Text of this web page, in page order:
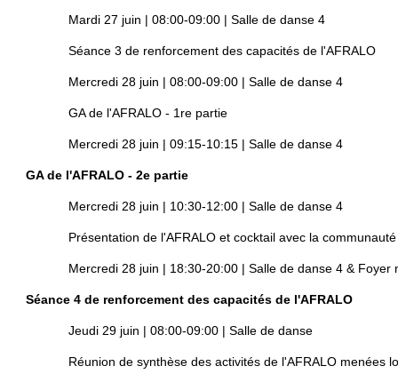
Mardi 27 juin | 08:00-09:00 | Salle de danse 4
Séance 3 de renforcement des capacités de l'AFRALO
Mercredi 28 juin | 08:00-09:00 | Salle de danse 4
GA de l'AFRALO - 1re partie
Mercredi 28 juin | 09:15-10:15 | Salle de danse 4
GA de l'AFRALO - 2e partie
Mercredi 28 juin | 10:30-12:00 | Salle de danse 4
Présentation de l'AFRALO et cocktail avec la communauté
Mercredi 28 juin | 18:30-20:00 | Salle de danse 4 & Foyer
Séance 4 de renforcement des capacités de l'AFRALO
Jeudi 29 juin | 08:00-09:00 | Salle de danse
Réunion de synthèse des activités de l'AFRALO menées